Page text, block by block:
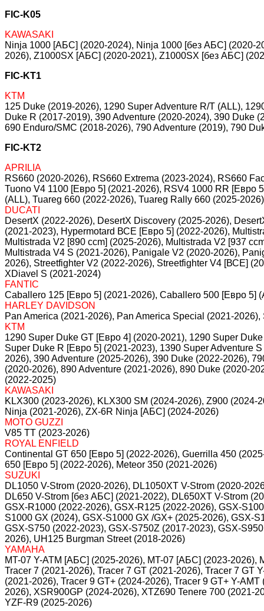
FIC-K05
KAWASAKI
Ninja 1000 [АБС] (2020-2024), Ninja 1000 [без АБС] (2020-
2026), Z1000SX [АБС] (2020-2021), Z1000SX [без АБС]
FIC-KT1
KTM
125 Duke (2019-2026), 1290 Super Adventure R/T (ALL),
Duke R (2017-2019), 390 Adventure (2020-2024), 390 Duke
690 Enduro/SMC (2018-2026), 790 Adventure (2019), 790
FIC-KT2
APRILIA
RS660 (2020-2026), RS660 Extrema (2023-2024), RS660
Tuono V4 1100 [Евро 5] (2021-2026), RSV4 1000 RR [Евро
(ALL), Tuareg 660 (2022-2026), Tuareg Rally 660 (2025-
DUCATI
DesertX (2022-2026), DesertX Discovery (2025-2026),
(2021-2023), Hypermotard ВСЕ [Евро 5] (2022-2026),
Multistrada V2 [890 ccm] (2025-2026), Multistrada V2 [937
Multistrada V4 S (2021-2026), Panigale V2 (2020-2026),
2026), Streetfighter V2 (2022-2026), Streetfighter V4 [ВСЕ]
XDiavel S (2021-2024)
FANTIC
Caballero 125 [Евро 5] (2021-2026), Caballero 500 [Евро 5]
HARLEY DAVIDSON
Pan America (2021-2026), Pan America Special (2021-
KTM
1290 Super Duke GT [Евро 4] (2020-2021), 1290 Super
Super Duke R [Евро 5] (2021-2023), 1390 Super Adventure
2026), 390 Adventure (2025-2026), 390 Duke (2022-2026),
(2020-2026), 890 Adventure (2021-2026), 890 Duke (2020-
(2022-2025)
KAWASAKI
KLX300 (2023-2026), KLX300 SM (2024-2026), Z900
Ninja (2021-2026), ZX-6R Ninja [АБС] (2024-2026)
MOTO GUZZI
V85 TT (2023-2026)
ROYAL ENFIELD
Continental GT 650 [Евро 5] (2022-2026), Guerrilla 450
650 [Евро 5] (2022-2026), Meteor 350 (2021-2026)
SUZUKI
DL1050 V-Strom (2020-2026), DL1050XT V-Strom (2020-
DL650 V-Strom [без АБС] (2021-2022), DL650XT V-Strom
GSX-R1000 (2022-2026), GSX-R125 (2022-2026), GSX-
S1000 GX (2024), GSX-S1000 GX /GX+ (2025-2026), GSX-
GSX-S750 (2022-2023), GSX-S750Z (2017-2023), GSX-
2026), UH125 Burgman Street (2018-2026)
YAMAHA
MT-07 Y-ATM [АБС] (2025-2026), MT-07 [АБС] (2023-2026),
Tracer 7 (2021-2026), Tracer 7 GT (2021-2026), Tracer 7 GT
(2021-2026), Tracer 9 GT+ (2024-2026), Tracer 9 GT+ Y-
2026), XSR900GP (2024-2026), XTZ690 Tenere 700 (2021-
YZF-R9 (2025-2026)